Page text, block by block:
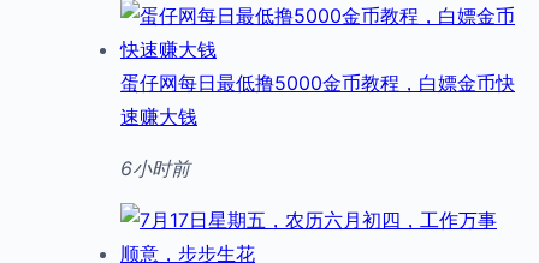
蛋仔网每日最低撸5000金币教程，白嫖金币快
速赚大钱
6小时前